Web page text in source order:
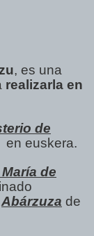
, es una
realizarla en
de
en euskera.
de
Abárzuza de